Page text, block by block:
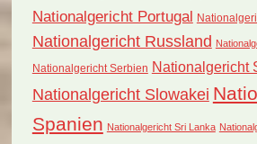
Nationalgericht Portugal
Nationalgericht Russland
Nationalgericht Serbien Nationalgericht
Nationalgericht Slowakei
Spanien Nationalgericht Sri Lanka